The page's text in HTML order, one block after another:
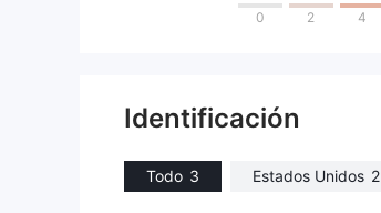
0 2 4
Identificación
Todo 3 Estados Unidos 2